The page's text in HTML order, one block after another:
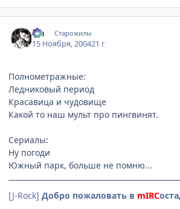
Lia Старожилы
15 Ноября, 200421 г
Полнометражные:
Ледниковый период
Красавица и чудовище
Какой то наш мульт про пингвинят.
Сериалы:
Ну погоди
Южный парк, больше не помню...
[J-Rock] Добро пожаловать в mIRC